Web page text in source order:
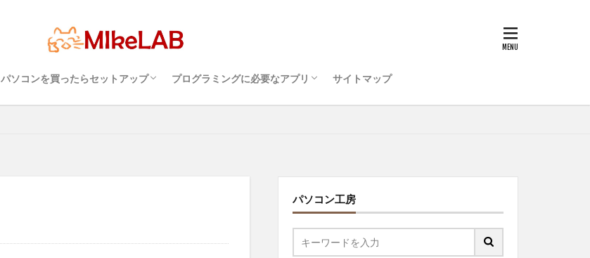
パソコンを買ったらセットアップ
超初心者のパソコンの選び方（３）・・・知
超初心者のパソコンの選び方（１）・・・
超初心者のパソコンの選び方（２）・・・快
プログラミングに必要なアプリ
プログラミングを行うためのコンピュータ環
パソコンのセキュリティ対策を行おう
Visual Studio Code をインストールしよう
タッチタイピングとプログラミング ・・・
サイトマップ
パソコン工房
っておこうスペック
Windows？それとも Mac？
適に使うためのPC性能選び 境
めざせブラインドタッチ
プログラミング準備 セキュリティ対策ソフト